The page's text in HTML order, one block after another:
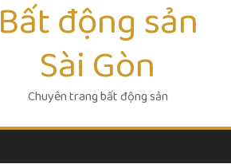
Bất động sản
Sài Gòn
Chuyên trang bất động sản